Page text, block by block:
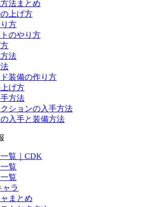
法まとめ
上げ方
方
のやり方
法
装備の作り方
げ方
方法
ションの入手方法
入手と装備方法
覧｜CDK
覧
覧
ャラ
まとめ